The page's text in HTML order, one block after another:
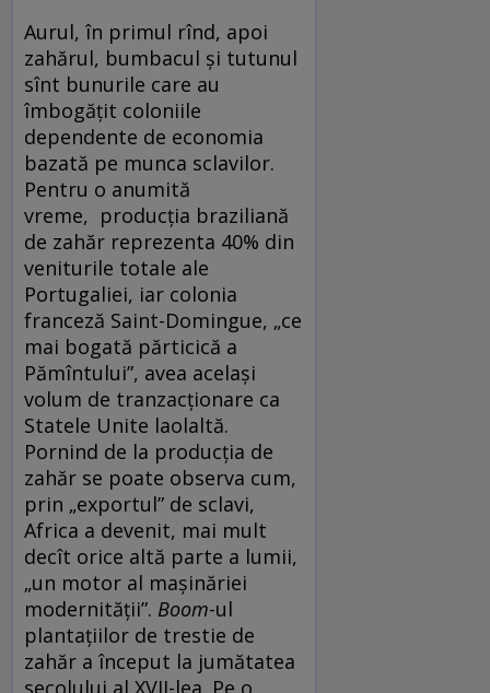
Aurul, în primul rînd, apoi
zahărul, bumbacul și tutunul
sînt bunurile care au
îmbogățit coloniile
dependente de economia
bazată pe munca sclavilor.
Pentru o anumită
vreme, producția braziliană
de zahăr reprezenta 40% din
veniturile totale ale
Portugaliei, iar colonia
franceză Saint-Domingue, „ce
mai bogată părticică a
Pămîntului”, avea același
volum de tranzacționare ca
Statele Unite laolaltă.
Pornind de la producția de
zahăr se poate observa cum,
prin „exportul” de sclavi,
Africa a devenit, mai mult
decît orice altă parte a lumii,
„un motor al mașinăriei
modernității”. Boom-ul
plantațiilor de trestie de
zahăr a început la jumătatea
secolului al XVII-lea. Pe o